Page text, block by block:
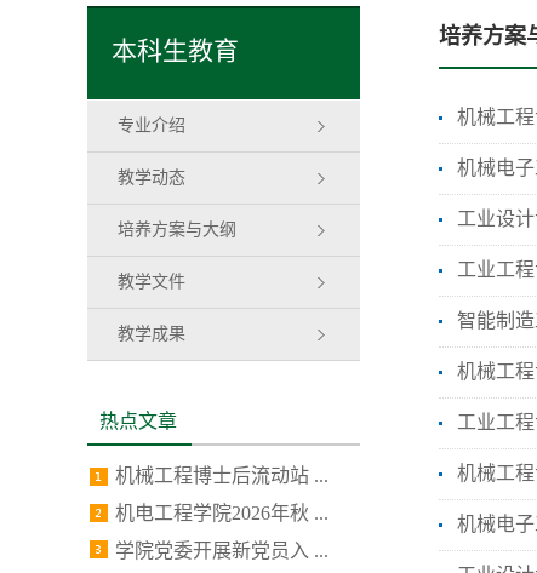
本科生教育
专业介绍
教学动态
培养方案与大纲
教学文件
教学成果
热点文章
机械工程博士后流动站 ...
机电工程学院2026年秋 ...
学院党委开展新党员入 ...
培养方案
机械工程
机械电子
工业设
工业工
智能制造
机械工
工业工
机械工程
机械电子